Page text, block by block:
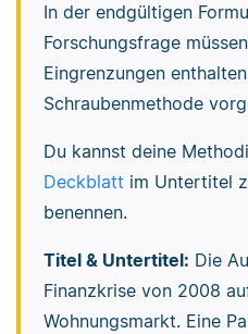
In der endgültigen
Forschungsfrage
Eingrenzungen
Schraubenmethode
Du kannst deine
Deckblatt im Untertitel
benennen.
Titel & Untertitel: Die
Finanzkrise von 2008
Wohnungsmarkt. Eine